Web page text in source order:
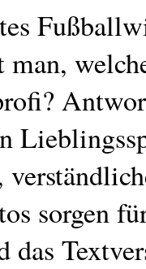
man,
sorgen
das